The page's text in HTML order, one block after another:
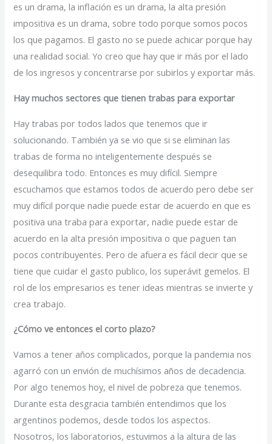
es un drama, la inflación es un drama, la alta presión
impositiva es un drama, sobre todo porque somos pocos
los que pagamos. El gasto no se puede achicar porque hay
una realidad social. Yo creo que hay que ir más por el lado
de los ingresos y concentrarse por subirlos y exportar más.
Hay muchos sectores que tienen trabas para exportar
Hay trabas por todos lados que tenemos que ir
solucionando. También ya se vio que si se eliminan las
trabas de forma no inteligentemente después se
desequilibra todo. Entonces es muy difícil. Siempre
escuchamos que estamos todos de acuerdo pero debe ser
muy difícil porque nadie puede estar de acuerdo en que es
positiva una traba para exportar, nadie puede estar de
acuerdo en la alta presión impositiva o que paguen tan
pocos contribuyentes. Pero de afuera es fácil decir que se
tiene que cuidar el gasto publico, los superávit gemelos. El
rol de los empresarios es tener ideas mientras se invierte y
crea trabajo.
¿Cómo ve entonces el corto plazo?
Vamos a tener años complicados, porque la pandemia nos
agarró con un envión de muchísimos años de decadencia.
Por algo tenemos hoy, el nivel de pobreza que tenemos.
Durante esta desgracia también entendimos que los
argentinos podemos, desde todos los aspectos.
Nosotros, los laboratorios, estuvimos a la altura de las